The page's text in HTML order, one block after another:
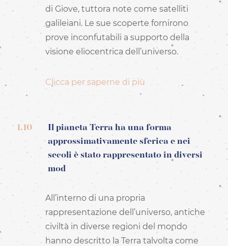
di Giove, tuttora note come satelliti
galileiani. Le sue scoperte fornirono
prove inconfutabili a supporto della
visione eliocentrica dell’universo.
Clicca per saperne di più
1.10
Il pianeta Terra ha una forma
approssimativamente sferica e nei
secoli è stato rappresentato in diversi
mod
All’interno di una propria
rappresentazione dell’universo, antiche
civiltà in diverse regioni del mondo
hanno descritto la Terra talvolta come